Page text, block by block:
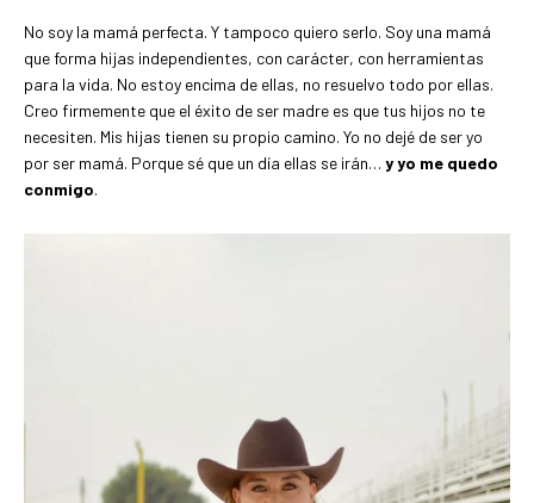
No soy la mamá perfecta. Y tampoco quiero serlo. Soy una mamá
que forma hijas independientes, con carácter, con herramientas
para la vida. No estoy encima de ellas, no resuelvo todo por ellas.
Creo firmemente que el éxito de ser madre es que tus hijos no te
necesiten. Mis hijas tienen su propio camino. Yo no dejé de ser yo
por ser mamá. Porque sé que un día ellas se irán… y yo me quedo
conmigo.